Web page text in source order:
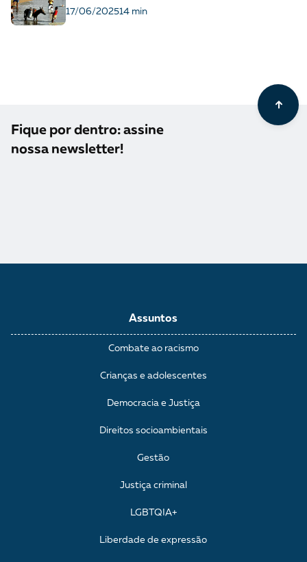
17/06/202514 min
Fique por dentro: assine
nossa newsletter!
Assuntos
Combate ao racismo
Crianças e adolescentes
Democracia e Justiça
Direitos socioambientais
Gestão
Justiça criminal
LGBTQIA+
Liberdade de expressão